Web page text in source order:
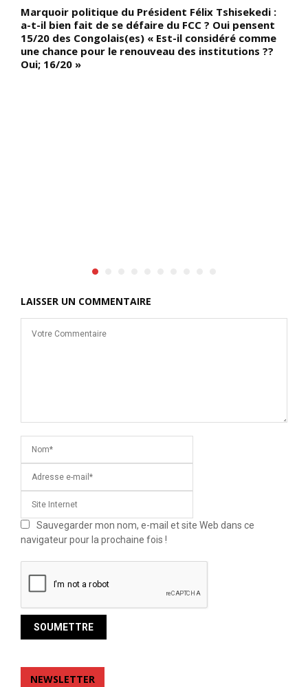
Marquoir politique du Président Félix Tshisekedi :
a-t-il bien fait de se défaire du FCC ? Oui pensent
15/20 des Congolais(es) « Est-il considéré comme
une chance pour le renouveau des institutions ??
Oui; 16/20 »
LAISSER UN COMMENTAIRE
Sauvegarder mon nom, e-mail et site Web dans ce
navigateur pour la prochaine fois !
NEWSLETTER